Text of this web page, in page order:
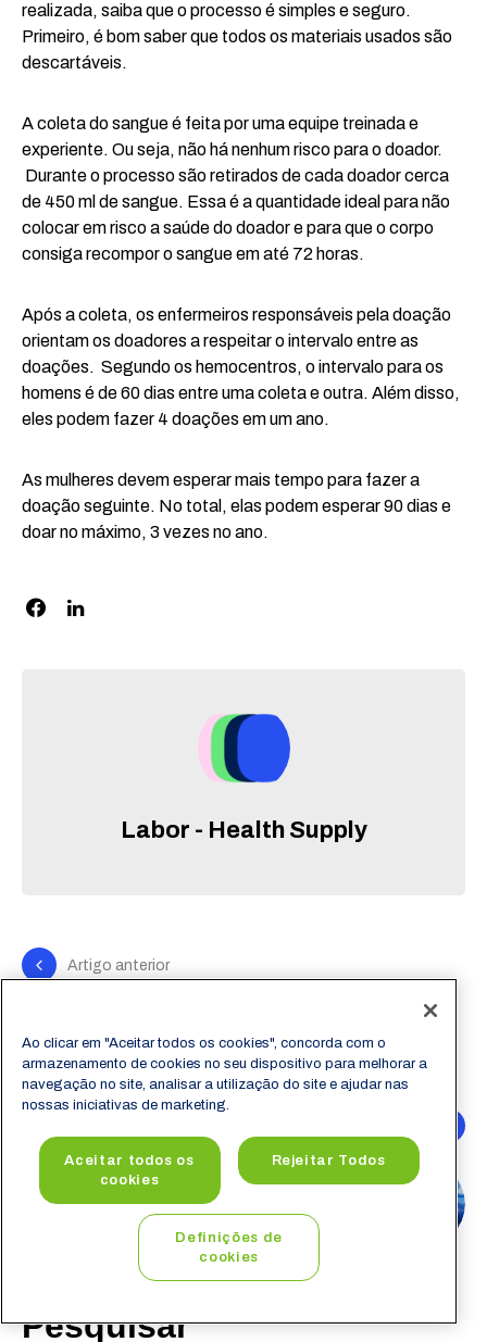
realizada, saiba que o processo é simples e seguro.
Primeiro, é bom saber que todos os materiais usados são
descartáveis.
A coleta do sangue é feita por uma equipe treinada e
experiente. Ou seja, não há nenhum risco para o doador.
Durante o processo são retirados de cada doador cerca
de 450 ml de sangue. Essa é a quantidade ideal para não
colocar em risco a saúde do doador e para que o corpo
consiga recompor o sangue em até 72 horas.
Após a coleta, os enfermeiros responsáveis pela doação
orientam os doadores a respeitar o intervalo entre as
doações. Segundo os hemocentros, o intervalo para os
homens é de 60 dias entre uma coleta e outra. Além disso,
eles podem fazer 4 doações em um ano.
As mulheres devem esperar mais tempo para fazer a
doação seguinte. No total, elas podem esperar 90 dias e
doar no máximo, 3 vezes no ano.
Labor - Health Supply
Artigo anterior
Novembro Azul: o que é e como fazer a
15 de novembro de 2022
Website na área da saúde, o que
precisa ter
7 de dezembro de 2022
Pesquisar
Ao clicar em "Aceitar todos os cookies", concorda com o
armazenamento de cookies no seu dispositivo para melhorar a
navegação no site, analisar a utilização do site e ajudar nas
nossas iniciativas de marketing.
Aceitar todos os
cookies
Rejeitar Todos
Definições de
cookies